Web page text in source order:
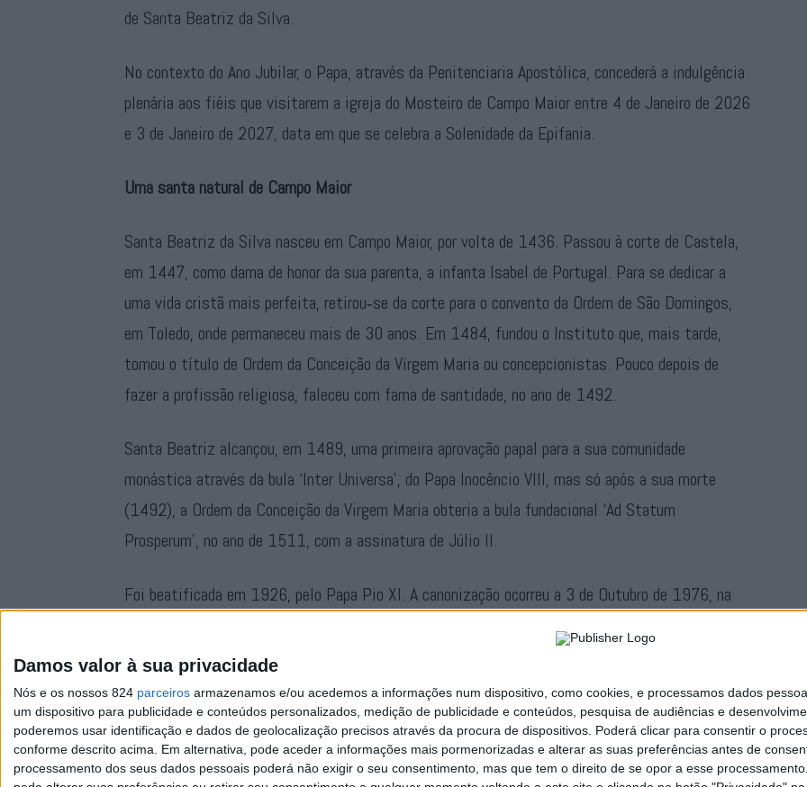
Damos valor à sua privacidade
Nós e os nossos 824 parceiros armazenamos e/ou acedemos a informações num dispositivo, como cookies, e processamos dados
um dispositivo para publicidade e conteúdos personalizados, medição de publicidade e conteúdos, pesquisa de audiências e
poderemos usar identificação e dados de geolocalização precisos através da procura de dispositivos. Poderá clicar para consentir o
conforme descrito acima. Em alternativa, pode aceder a informações mais pormenorizadas e alterar as suas preferências antes de
processamento dos seus dados pessoais poderá não exigir o seu consentimento, mas que tem o direito de se opor a esse
de Santa Beatriz da Silva.
No contexto do Ano Jubilar, o Papa, através da Penitenciaria Apostólica, concederá a indulgência
plenária aos fiéis que visitarem a igreja do Mosteiro de Campo Maior entre 4 de Janeiro de 2026
e 3 de Janeiro de 2027, data em que se celebra a Solenidade da Epifania.
Uma santa natural de Campo Maior
Santa Beatriz da Silva nasceu em Campo Maior, por volta de 1436. Passou à corte de Castela,
em 1447, como dama de honor da sua parenta, a infanta Isabel de Portugal. Para se dedicar a
uma vida cristã mais perfeita, retirou‑se da corte para o convento da Ordem de São Domingos,
em Toledo, onde permaneceu mais de 30 anos. Em 1484, fundou o Instituto que, mais tarde,
tomou o título de Ordem da Conceição da Virgem Maria ou concepcionistas. Pouco depois de
fazer a profissão religiosa, faleceu com fama de santidade, no ano de 1492.
Santa Beatriz alcançou, em 1489, uma primeira aprovação papal para a sua comunidade
monástica através da bula ‘Inter Universa’, do Papa Inocêncio VIII, mas só após a sua morte
(1492), a Ordem da Conceição da Virgem Maria obteria a bula fundacional ‘Ad Statum
Prosperum’, no ano de 1511, com a assinatura de Júlio II.
Foi beatificada em 1926, pelo Papa Pio XI. A canonização ocorreu a 3 de Outubro de 1976, na
Portugal a receber esta honra.
Publicidade